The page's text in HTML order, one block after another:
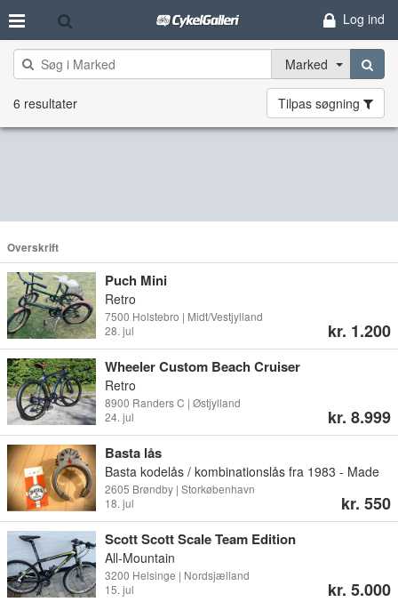
Log ind
Marked
6 resultater Tilpas søgning
Overskrift
Puch Mini
Retro
7500 Holstebro | Midt/Vestjylland
28. jul
kr. 1.200
Wheeler Custom Beach Cruiser
Retro
8900 Randers C | Østjylland
24. jul
kr. 8.999
Basta lås
Basta kodelås / kombinationslås fra 1983 - Made
in Denmark Der medfølger originalt Basta kort hvor
koden er angivet. Købt hos Gunnar Asmussen
cykelbutik i 1983 Nem og enkel montering på stel
Kan bruges til mange forskellige herre / dame
cykler , klassisk racer cykel og retro / vintage cykel
Kan afhentes eller sendes med GLS
2605 Brøndby | Storkøbenhavn
18. jul
kr. 550
Scott Scott Scale Team Edition
All-Mountain
3200 Helsinge | Nordsjælland
15. jul
kr. 5.000